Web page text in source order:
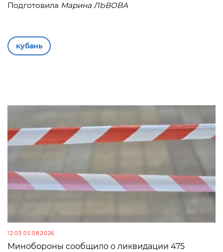
Подготовила Марина ЛЬВОВА
кубань
12:03 05.08.2026
Минобороны сообщило о ликвидации 475